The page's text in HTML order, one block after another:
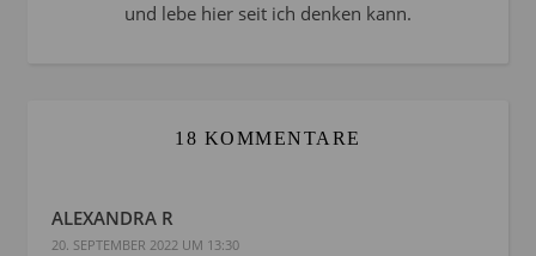
und lebe hier seit ich denken kann.
18 KOMMENTARE
ALEXANDRA R
20. SEPTEMBER 2022 UM 13:30